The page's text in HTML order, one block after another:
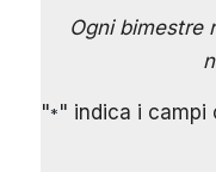
Ogni bimestre
"*" indica i campi